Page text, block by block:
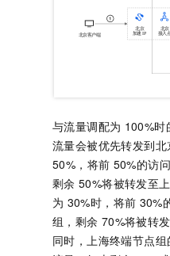
与流量调配为 100%时
流量会被优先转发到
50%，将前 50%的访
剩余 50%将被转发至
为 30%时，将前 30%
组，剩余 70%将被转
同时，上海终端节点